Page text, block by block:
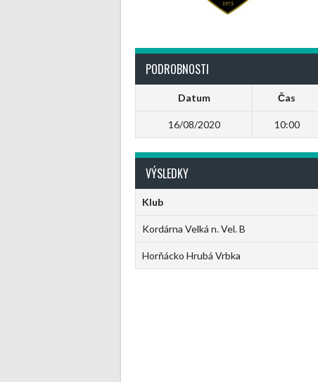
PODROBNOSTI
Datum Čas
16/08/2020 10:00
VÝSLEDKY
Klub
Kordárna Velká n. Vel. B
Horňácko Hrubá Vrbka